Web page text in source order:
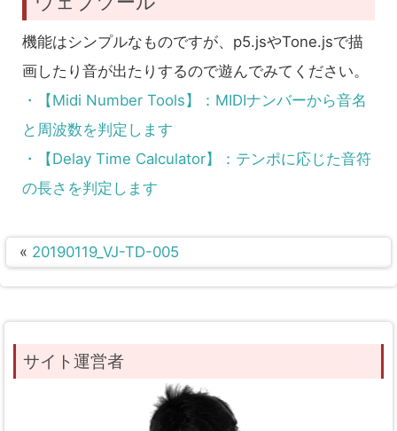
機能はシンプルなものですが、p5.jsやTone.jsで描
画したり音が出たりするので遊んでみてください。
・【Midi Number Tools】：MIDIナンバーから音名
と周波数を判定します
・【Delay Time Calculator】：テンポに応じた音符
の長さを判定します
« 20190119_VJ-TD-005
サイト運営者